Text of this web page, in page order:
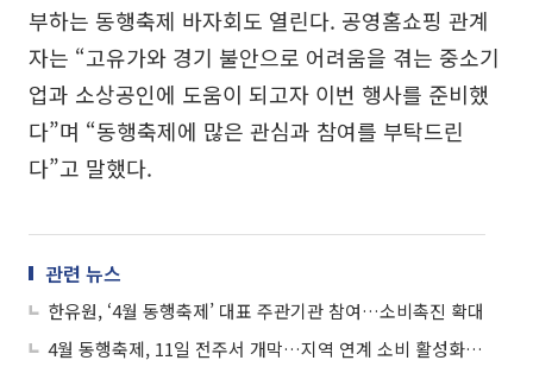
부하는 동행축제 바자회도 열린다. 공영홈쇼핑 관계
자는 “고유가와 경기 불안으로 어려움을 겪는 중소기
업과 소상공인에 도움이 되고자 이번 행사를 준비했
다”며 “동행축제에 많은 관심과 참여를 부탁드린
다”고 말했다.
관련 뉴스
한유원, ‘4월 동행축제’ 대표 주관기관 참여…소비촉진 확대
4월 동행축제, 11일 전주서 개막…지역 연계 소비 활성화 나선다